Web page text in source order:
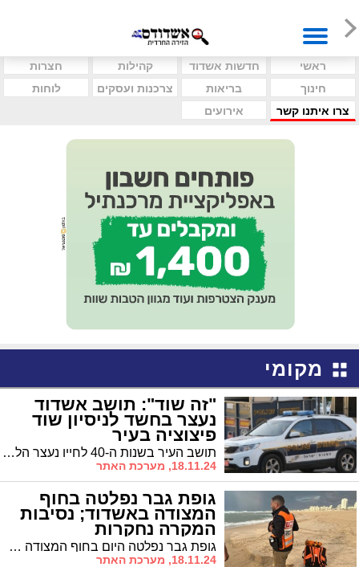
ראשי חדשות אשדוד קהילות
חצרות
חינוך
בריאות צרכנות ועסקים
לוחות
צרו איתנו קשר
אירועים
מקומי
"זה שוד": תושב אשדוד
נעצר בחשד לניסיון שוד
פיצוציה בעיר
תושב העיר בשנות ה-40 לחייו נעצר הלילה בחשד שניסה לשדוד פיצוציה באמצעות פתק איום, אך נמלט לאחר שהמוכרת הצליחה לצלם אותו. החשוד, המוכר כנכה 100%, נתפס במיטתו שעות ספורות לאחר האירוע.
18.11.24, מערכת האתר
גופת גבר נפלטה בחוף
המצודה באשדוד; נסיבות
המקרה נחקרות
גופת גבר נפלטה היום בחוף המצודה באשדוד. אזרחים שהבחינו בגופה צפה במים הזעיקו את כוחות ההצלה למקום. "נכנסתי למים ומשכתי את הגופה לחוף, שנמצאה במרחק מטרים בודדים מקו החוף", סיפר בני מנלה, חובש באיחוד הצלה. "לצערי לא נותר אלא לקבוע את מותו"
18.11.24, מערכת האתר